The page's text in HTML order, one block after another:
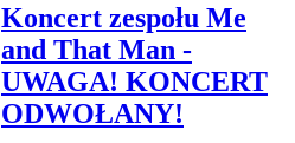
Koncert zespołu Me
and That Man -
UWAGA! KONCERT
ODWOŁANY!